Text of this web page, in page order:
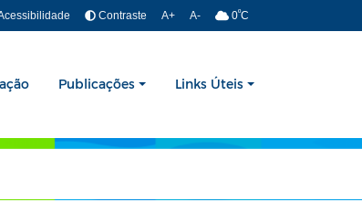
Contraste A+ A- 0ºC
Publicações Links Úteis